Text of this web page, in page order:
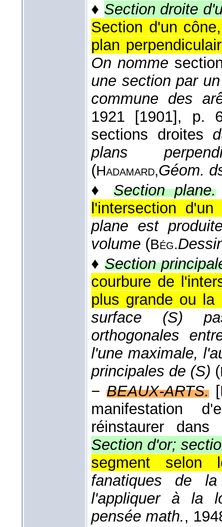
♦ Section droite
Section d'un
plan
On nomme
une section par
commune des
1921 [1901] , p.
sections droites
plans
(Hadamard,Géom.
♦ Section plane.
l'intersection
plane est
volume (Bég.
♦ Section
courbure de
plus grande ou la
surface (S)
orthogonales
l'une maximale,
principales de (S) (
− BEAUX-ARTS.
manifestation
réinstaurer
Section d'or;
segment selon
fanatiques de
l'appliquer à la
pensée math.,